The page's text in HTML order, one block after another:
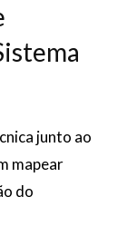
junto ao
mapear
do